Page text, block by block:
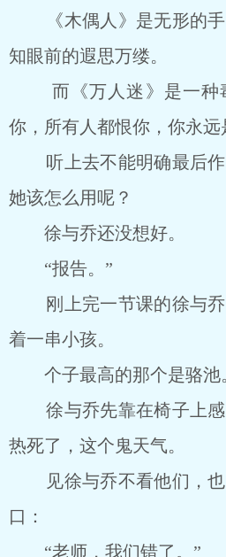
《木偶人》是无形的手
知眼前的遐思万缕。
而《万人迷》是一种
你，所有人都恨你，你永远
听上去不能明确最后作
她该怎么用呢？
徐与乔还没想好。
“报告。”
刚上完一节课的徐与乔
着一串小孩。
个子最高的那个是骆池
徐与乔先靠在椅子上感
热死了，这个鬼天气。
见徐与乔不看他们，也
口：
“老师，我们错了。”